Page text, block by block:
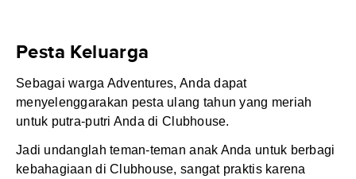
Pesta Keluarga
Sebagai warga Adventures, Anda dapat
menyelenggarakan pesta ulang tahun yang meriah
untuk putra-putri Anda di Clubhouse.
Jadi undanglah teman-teman anak Anda untuk berbagi
kebahagiaan di Clubhouse, sangat praktis karena